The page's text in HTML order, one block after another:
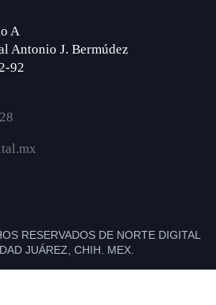
A
Antonio J. Bermúdez
92
RESERVADOS DE NORTE DIGITAL
JUÁREZ, CHIH. MEX.